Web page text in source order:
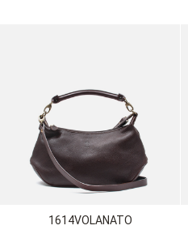
1614VOLANATO